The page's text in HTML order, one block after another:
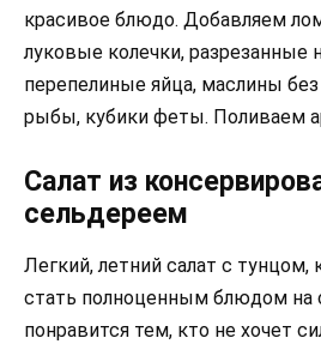
красивое блюдо. Добавляем
луковые колечки, разрезанные
перепелиные яйца, маслины
рыбы, кубики феты. Поливаем
Салат из
сельдереем
Легкий, летний салат с
стать полноценным блюдом на
понравится тем, кто не хочет